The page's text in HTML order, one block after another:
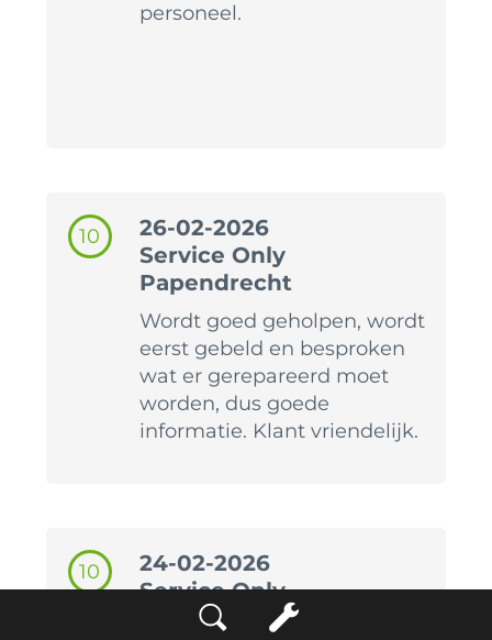
personeel.
10
26-02-2026
Service Only
Papendrecht
Wordt goed geholpen, wordt
eerst gebeld en besproken
wat er gerepareerd moet
worden, dus goede
informatie. Klant vriendelijk.
10
24-02-2026
Service Only
Dordrecht